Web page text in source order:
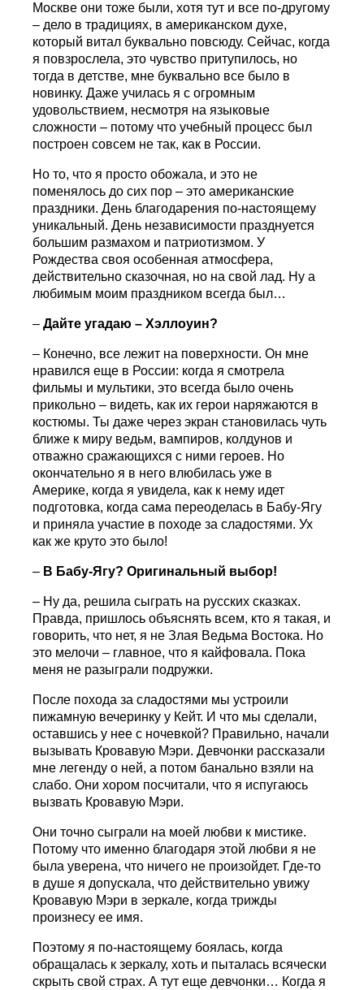
Москве они тоже были, хотя тут и все по-другому
– дело в традициях, в американском духе,
который витал буквально повсюду. Сейчас, когда
я повзрослела, это чувство притупилось, но
тогда в детстве, мне буквально все было в
новинку. Даже училась я с огромным
удовольствием, несмотря на языковые
сложности – потому что учебный процесс был
построен совсем не так, как в России.
Но то, что я просто обожала, и это не
поменялось до сих пор – это американские
праздники. День благодарения по-настоящему
уникальный. День независимости празднуется
большим размахом и патриотизмом. У
Рождества своя особенная атмосфера,
действительно сказочная, но на свой лад. Ну а
любимым моим праздником всегда был…
–Дайте угадаю – Хэллоуин?
– Конечно, все лежит на поверхности. Он мне
нравился еще в России: когда я смотрела
фильмы и мультики, это всегда было очень
прикольно – видеть, как их герои наряжаются в
костюмы. Ты даже через экран становилась чуть
ближе к миру ведьм, вампиров, колдунов и
отважно сражающихся с ними героев. Но
окончательно я в него влюбилась уже в
Америке, когда я увидела, как к нему идет
подготовка, когда сама переоделась в Бабу-Ягу
и приняла участие в походе за сладостями. Ух
как же круто это было!
– В Бабу-Ягу? Оригинальный выбор!
– Ну да, решила сыграть на русских сказках.
Правда, пришлось объяснять всем, кто я такая, и
говорить, что нет, я не Злая Ведьма Востока. Но
это мелочи – главное, что я кайфовала. Пока
меня не разыграли подружки.
После похода за сладостями мы устроили
пижамную вечеринку у Кейт. И что мы сделали,
оставшись у нее с ночевкой? Правильно, начали
вызывать Кровавую Мэри. Девчонки рассказали
мне легенду о ней, а потом банально взяли на
слабо. Они хором посчитали, что я испугаюсь
вызвать Кровавую Мэри.
Они точно сыграли на моей любви к мистике.
Потому что именно благодаря этой любви я не
была уверена, что ничего не произойдет. Где-то
в душе я допускала, что действительно увижу
Кровавую Мэри в зеркале, когда трижды
произнесу ее имя.
Поэтому я по-настоящему боялась, когда
обращалась к зеркалу, хоть и пыталась всячески
скрыть свой страх. А тут еще девчонки… Когда я